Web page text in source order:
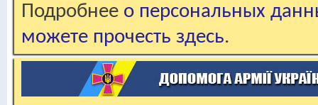
Подробнее о персональных
можете прочесть здесь.